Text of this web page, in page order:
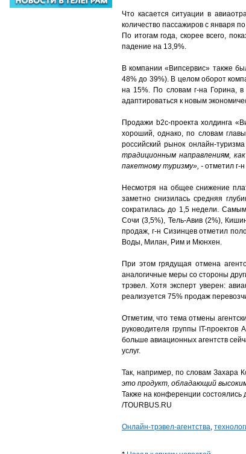
Что касается ситуации в
количество пассажиров с января
По итогам года, скорее всего,
падение на 13,9%.
В компании «Випсервис» также
48% до 39%). В целом оборот
на 15%. По словам г-на Горина, в
адаптироваться к новым
Продажи b2c-проекта холдинга
хороший, однако, по словам
российский рынок онлайн-
традиционным направлениям,
пакетному туризму», - отметил г-
Несмотря на общее снижение
заметно снизилась средняя
сократилась до 1,5 недели.
Сочи (3,5%), Тель-Авив (2%),
продаж, г-н Сизинцев отметил
Воды, Милан, Рим и Мюнхен.
При этом грядущая отмена
аналогичные меры со стороны
трэвел. Хотя эксперт уверен:
реализуется 75% продаж
Отметим, что тема отмены
руководителя группы IT-
больше авиационных агентств
услуг.
Так, например, по словам Захара
это продукт, обладающий
Также на конференции состоялись
/TOURBUS.RU
Онлайн-трэвел-агентства,